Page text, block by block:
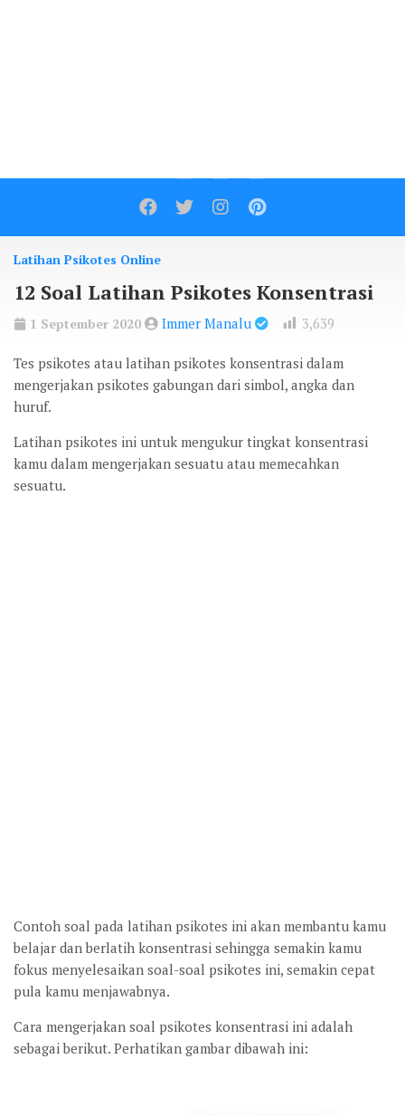
Latihan Psikotes Online
12 Soal Latihan Psikotes Konsentrasi
1 September 2020 Immer Manalu 3,639
Tes psikotes atau latihan psikotes konsentrasi dalam
mengerjakan psikotes gabungan dari simbol, angka dan
huruf.
Latihan psikotes ini untuk mengukur tingkat konsentrasi
kamu dalam mengerjakan sesuatu atau memecahkan
sesuatu.
Contoh soal pada latihan psikotes ini akan membantu kamu
belajar dan berlatih konsentrasi sehingga semakin kamu
fokus menyelesaikan soal-soal psikotes ini, semakin cepat
pula kamu menjawabnya.
Cara mengerjakan soal psikotes konsentrasi ini adalah
sebagai berikut. Perhatikan gambar dibawah ini: